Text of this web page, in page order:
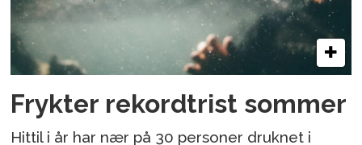
Frykter rekordtrist sommer
Hittil i år har nær på 30 personer druknet i